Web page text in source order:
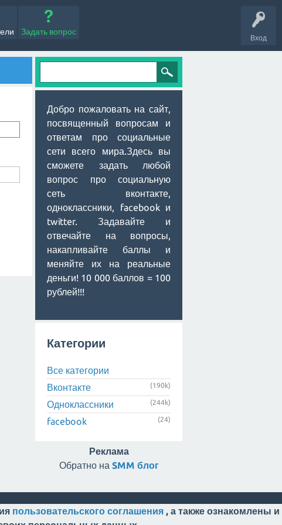
Вход
Задать вопрос
Добро пожаловать на сайт,
посвященный вопросам и
ответам про социальные
сети всего мира.Здесь вы
сможете задать любой
вопрос про социальную
сеть вконтакте,
одноклассники, facebook и
twitter. Задавайте и
отвечайте на вопросы,
накапливайте баллы и
меняйте их на реальные
деньги! 10 000 баллов = 100
рублей!!!
Категории
Все категории
Вконтакте
(190k)
Одноклассники (244k)
facebook (24)
Реклама
Обратно на SMM блог
пользовательского соглашения , а также ознакомлены и